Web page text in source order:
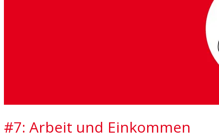
#7: Arbeit und Einkommen